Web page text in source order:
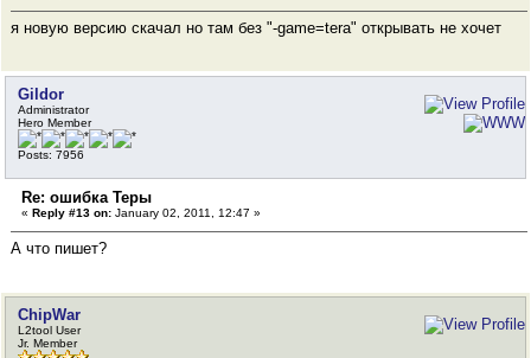
я новую версию скачал но там без "-game=tera" открывать не хочет
Gildor
Administrator
Hero Member
Posts: 7956
Re: ошибка Теры
« Reply #13 on: January 02, 2011, 12:47 »
А что пишет?
ChipWar
L2tool User
Jr. Member